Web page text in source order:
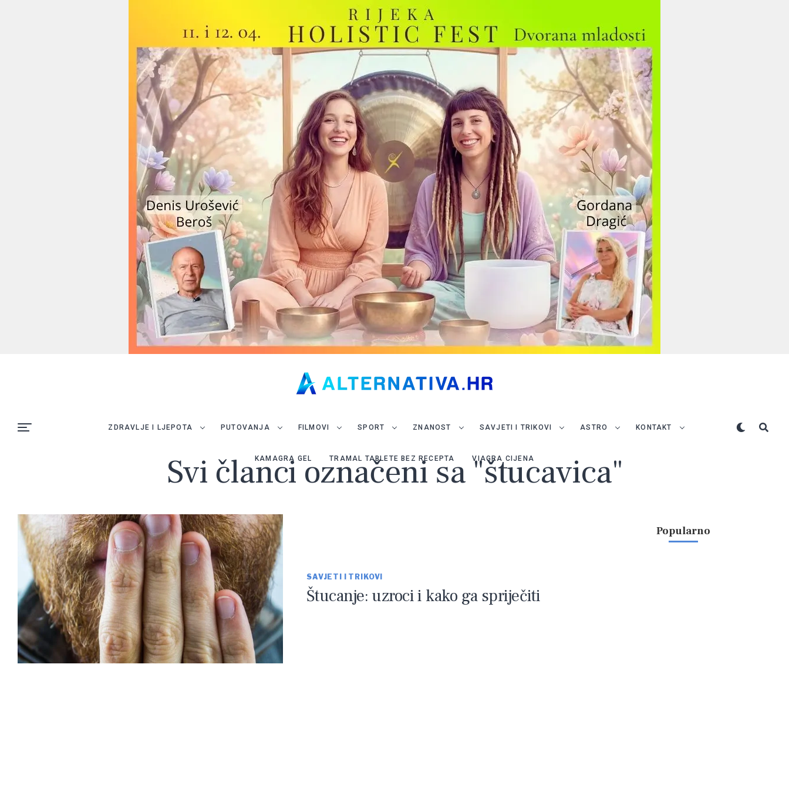
ZDRAVLJE I LJEPOTA PUTOVANJA FILMOVI SPORT ZNANOST SAVJETI I TRIKOVI ASTRO KONTAKT
KAMAGRA GEL TRAMAL TABLETE BEZ RECEPTA VIAGRA CIJENA
Svi članci označeni sa "štucavica"
SAVJETI I TRIKOVI
Štucanje: uzroci i kako ga spriječiti
Popularno